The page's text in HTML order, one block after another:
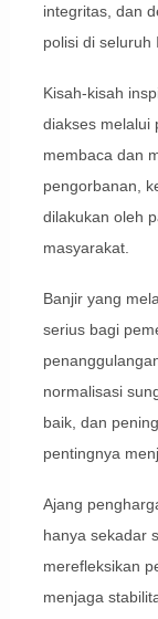
integritas, dan
polisi di seluruh
Kisah-kisah
diakses melalui
membaca dan
pengorbanan,
dilakukan oleh
masyarakat.
Banjir yang
serius bagi
normalisasi
baik, dan
pentingnya
Ajang
hanya sekadar
merefleksikan
menjaga